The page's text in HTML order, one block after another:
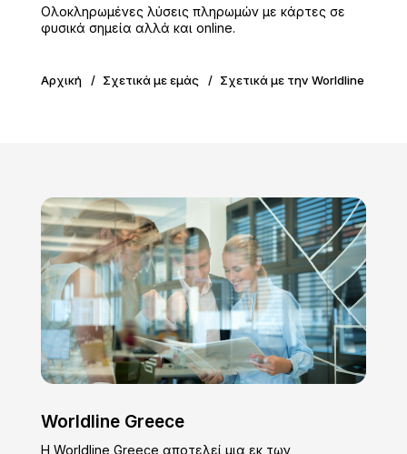
Ολοκληρωμένες λύσεις πληρωμών με κάρτες σε
φυσικά σημεία αλλά και online.
Αρχική Σχετικά με εμάς Σχετικά με την Worldline
Worldline Greece
H Worldline Greece αποτελεί μια εκ των